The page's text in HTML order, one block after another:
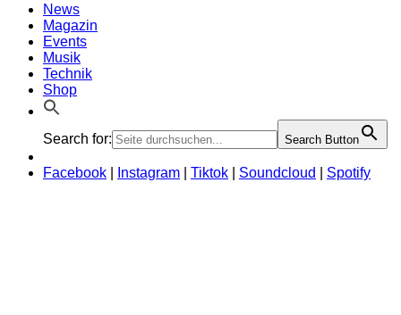
News
Magazin
Events
Musik
Technik
Shop
Search for: Search Button
Facebook Instagram Tiktok Soundcloud Spotify